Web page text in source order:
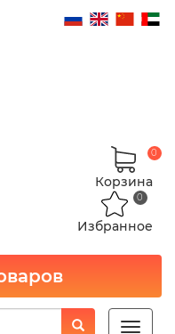
Корзина
0
Избранное
0
Toggle